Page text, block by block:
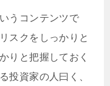
うコンテンツで
スクをしっかりと
りと把握しておく
投資家の人曰く、